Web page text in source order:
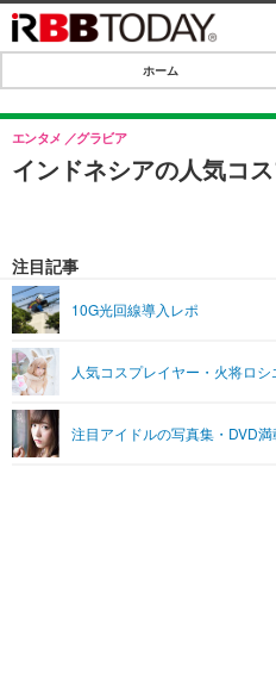
IT・デジタル
SPEED TEST
ライフ
リリース一覧
プッシュ通知の停止方法
ホーム
インドネシアの人気コ
エンタメ グラビア
注目記事
10G光回線導入レポ
人気コスプレイヤー・火将ロ
注目アイドルの写真集・DVD